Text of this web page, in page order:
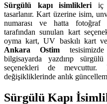
Sürgülü kapı isimlikleri iç
tasarlanır. Kart üzerine isim,
numarası ve hatta fotoğraf
tarafından sunulan kart
oyma kart, UV baskılı kart
Ankara Ostim tesisimizde
bilgisayarda yazdırıp
seçenekleri de mevcuttur.
değişikliklerinde anlık
Sürgülü Kapı